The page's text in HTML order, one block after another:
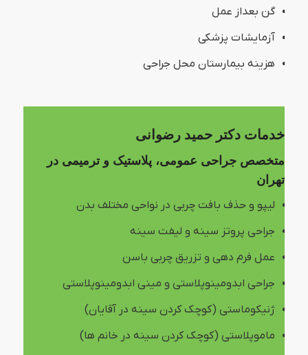
گن بعداز عمل
آزمایشات پزشکی
هزینه بیمارستان محل جراحی
خدمات دکتر حمید رضوانی
متخصص جراحی عمومی، پلاستیک و ترمیمی در
تهران
لیپو و حذف بافت چربی در نواحی مختلف بدن
جراحی پروتز سینه و لیفت سینه
عمل فرم دهی و تزریق چربی باسن
جراحی ابدومینوپلاستی و مینی ابدومینوپلاستی
ژنیکوماستی (کوچک کردن سینه در آقایان)
ماموپلاستی (کوچک کردن سینه در خانم ها)